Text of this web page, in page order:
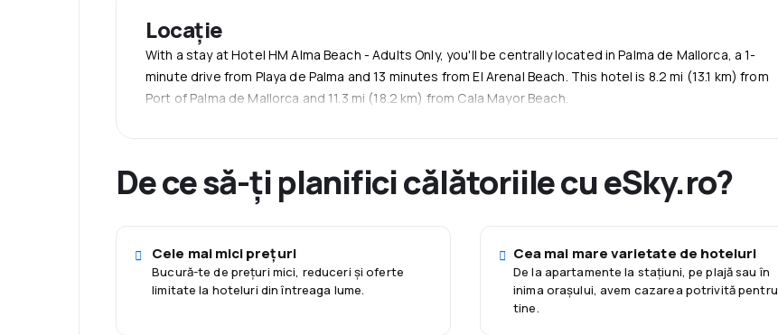
asemenea, ajutor în organizarea excursiilor și achiziționarea biletelor, precum și servicii de curățătorie
Nu uita să vizitezi Catedrala Santa Maria din Palma din apropiere. Datorită locației convenabile,
aeroportul Palma de Mallorca este la îndemână, ceea ce face din Hotelul HM Alma Beach o alegere
Locație
With a stay at Hotel HM Alma Beach - Adults Only, you'll be centrally located in Palma de Mallorca, a 1-
minute drive from Playa de Palma and 13 minutes from El Arenal Beach. This hotel is 8.2 mi (13.1 km) from
Port of Palma de Mallorca and 11.3 mi (18.2 km) from Cala Mayor Beach.
De ce să-ți planifici călătoriile cu eSky.ro?
Cele mai mici prețuri
Bucură-te de prețuri mici, reduceri și oferte
limitate la hoteluri din întreaga lume.
Cea mai mare varietate de hoteluri
De la apartamente la staţiuni, pe plajă sau în
inima orașului, avem cazarea potrivită pentru
tine.